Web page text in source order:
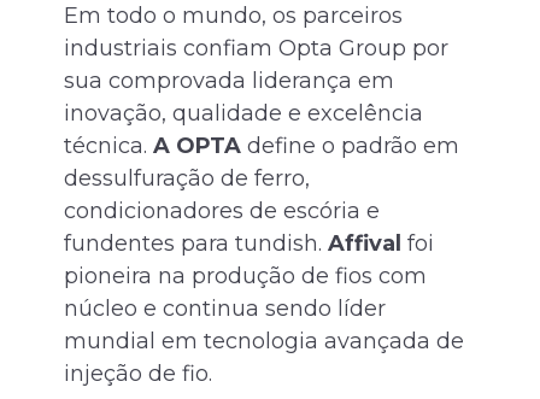
Em todo o mundo, os parceiros
industriais confiam Opta Group por
sua comprovada liderança em
inovação, qualidade e excelência
técnica.A OPTA define o padrão em
dessulfuração de ferro,
condicionadores de escória e
fundentes para tundish.Affival foi
pioneira na produção de fios com
núcleo e continua sendo líder
mundial em tecnologia avançada de
injeção de fio.